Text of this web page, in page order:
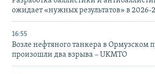
ожидает «нужных результатов» в 2026-
16:55
Возле нефтяного танкера в Ормузском
произошли два взрыва – UKMTO